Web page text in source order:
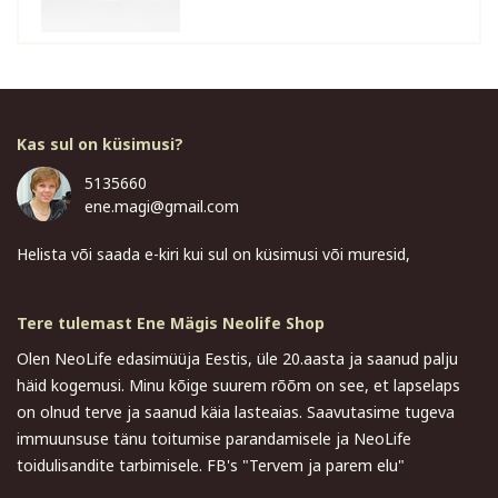
Kas sul on küsimusi?
5135660
ene.magi@gmail.com
Helista või saada e-kiri kui sul on küsimusi või muresid,
Tere tulemast Ene Mägis Neolife Shop
Olen NeoLife edasimüüja Eestis, üle 20.aasta ja saanud palju
häid kogemusi. Minu kõige suurem rõõm on see, et lapselaps
on olnud terve ja saanud käia lasteaias. Saavutasime tugeva
immuunsuse tänu toitumise parandamisele ja NeoLife
toidulisandite tarbimisele. FB's "Tervem ja parem elu"